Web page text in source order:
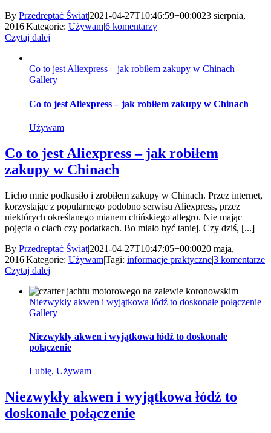
By Przedreptać Świat|2021-04-27T10:46:59+00:0023 sierpnia,
2016|Kategorie: Używam|6 komentarzy
Czytaj dalej
Co to jest Aliexpress – jak robiłem zakupy w Chinach
Gallery
Co to jest Aliexpress – jak robiłem zakupy w Chinach
Używam
Co to jest Aliexpress – jak robiłem
zakupy w Chinach
Licho mnie podkusiło i zrobiłem zakupy w Chinach. Przez internet,
korzystając z popularnego podobno serwisu Aliexpress, przez
niektórych określanego mianem chińskiego allegro. Nie mając
pojęcia o cłach czy podatkach. Bo miało być taniej. Czy dziś, [...]
By Przedreptać Świat|2021-04-27T10:47:05+00:0020 maja,
2016|Kategorie: Używam|Tagi: informacje praktyczne|3 komentarze
Czytaj dalej
Niezwykły akwen i wyjątkowa łódź to doskonałe połączenie
Gallery
Niezwykły akwen i wyjątkowa łódź to doskonałe
połączenie
Lubię, Używam
Niezwykły akwen i wyjątkowa łódź to
doskonałe połączenie